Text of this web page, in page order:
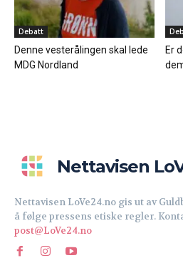
Debatt
Denne vesterålingen skal lede
MDG Nordland
Er
Nettavisen
Nettavisen LoVe24.no gis ut av
å følge pressens etiske regler.
post@LoVe24.no